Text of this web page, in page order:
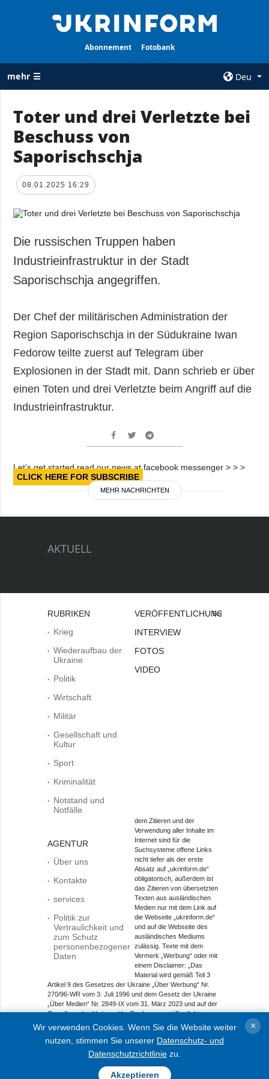
Abonnement Fotobank
mehr ☰
Deu
ALLE
RUBRIKEN
Krieg
Wiederaufbau
Politik
Wirtschaft
Militär
Gesellschaft und
Kriminalität
Notstand und
Notfälle
Politik zur
und zum Schutz
personenbezogener
Daten
ZUSÄTZLICH
Veröffentlichungen
LEISTUNGEN
Toter und drei Verletzte bei
Beschuss von
Saporischschja
08.01.2025 16:29
Die russischen Truppen haben
Industrieinfrastruktur in der Stadt
Saporischschja angegriffen.
Der Chef der militärischen Administration der
Region Saporischschja in der Südukraine Iwan
Fedorow teilte zuerst auf Telegram über
Explosionen in der Stadt mit. Dann schrieb er über
einen Toten und drei Verletzte beim Angriff auf die
Industrieinfrastruktur.
Let’s get started read our news at facebook messenger > > >
CLICK HERE FOR SUBSCRIBE
MEHR NACHRICHTEN
AKTUELL
RUBRIKEN
Krieg
Wiederaufbau der
Ukraine
Politik
Wirtschaft
Militär
Gesellschaft und
Kultur
Sport
Kriminalität
Notstand und
Notfälle
AGENTUR
Über uns
Kontakte
services
Politik zur
Vertraulichkeit und
zum Schutz
personenbezogener
Daten
VERÖFFENTLICHUNGEN
INTERVIEW
FOTOS
VIDEO
Bei
dem Zitieren und der
Verwendung aller Inhalte im
Internet sind für die
Suchsysteme offene Links
nicht tiefer als der erste
Absatz auf „ukrinform.de“
obligatorisch, außerdem ist
das Zitieren von übersetzten
Texten aus ausländischen
Medien nur mit dem Link auf
die Webseite „ukrinform.de“
und auf die Webseite des
ausländisches Mediums
zulässig. Texte mit dem
Vermerk „Werbung“ oder mit
einem Disclaimer: „Das
Material wird gemäß Teil 3
Artikel 9 des Gesetzes der Ukraine „Über Werbung“ Nr.
270/96-WR vom 3. Juli 1996 und dem Gesetz der Ukraine
„Über Medien“ Nr. 2849-IX vom 31. März 2023 und auf der
Grundlage des Vertrags/der Rechnung veröffentlicht.
Objekt im Bereich Onlinemedien; Medien-ID R40-01421.
© 2015-2026 Ukrinform. Alle Rechte sind geschützt.
Wir verwenden Cookies. Wenn Sie die Website weiter
nutzen, stimmen Sie unserer Datenschutz- und
Datenschutzrichtlinie zu.
Akzeptieren
×